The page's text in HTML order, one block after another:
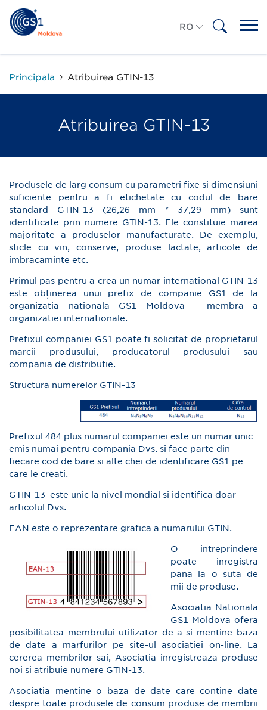
RO
RU
Principala Atribuirea GTIN-13
Atribuirea GTIN-13
Produsele de larg consum cu parametri fixe si dimensiuni
suficiente pentru a fi etichetate cu codul de bare
standard GTIN-13 (26,26 mm * 37,29 mm) sunt
identificate prin numere GTIN-13. Ele constituie marea
majoritate a produselor manufacturate. De exemplu,
sticle cu vin, conserve, produse lactate, articole de
imbracaminte etc.
Primul pas pentru a crea un numar international GTIN-13
este obținerea unui prefix de companie GS1 de la
organizatia nationala GS1 Moldova - membra a
organizatiei internationale.
Prefixul companiei GS1 poate fi solicitat de proprietarul
marcii produsului, producatorul produsului sau
compania de distributie.
Structura numerelor GTIN-13
Prefixul 484 plus numarul companiei este un numar unic
emis numai pentru compania Dvs. si face parte din
fiecare cod de bare si alte chei de identificare GS1 pe
care le creati.
GTIN-13 este unic la nivel mondial si identifica doar
articolul Dvs.
EAN este o reprezentare grafica a numarului GTIN.
O intreprindere
poate inregistra
pana la o suta de
mii de produse.
Asociatia Nationala
GS1 Moldova ofera
posibilitatea membrului-utilizator de a-si mentine baza
de date a marfurilor pe site-ul asociatiei on-line. La
cererea membrilor sai, Asociatia inregistreaza produse
noi si atribuie numere GTIN-13.
Asociatia mentine o baza de date care contine date
despre toate produsele de consum produse de membrii